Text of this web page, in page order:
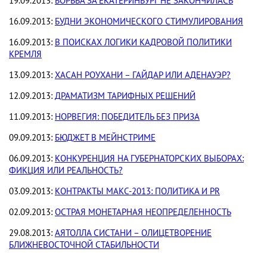
16.09.2013: БУДНИ ЭКОНОМИЧЕСКОГО СТИМУЛИРОВАНИЯ
16.09.2013: В ПОИСКАХ ЛОГИКИ КАДРОВОЙ ПОЛИТИКИ
КРЕМЛЯ
13.09.2013: ХАСАН РОУХАНИ – ГАЙДАР ИЛИ АДЕНАУЭР?
12.09.2013: ДРАМАТИЗМ ТАРИФНЫХ РЕШЕНИЙ
11.09.2013: НОРВЕГИЯ: ПОБЕДИТЕЛЬ БЕЗ ПРИЗА
09.09.2013: БЮДЖЕТ В МЕЙНСТРИМЕ
06.09.2013: КОНКУРЕНЦИЯ НА ГУБЕРНАТОРСКИХ ВЫБОРАХ:
ФИКЦИЯ ИЛИ РЕАЛЬНОСТЬ?
03.09.2013: КОНТРАКТЫ МАКС-2013: ПОЛИТИКА И PR
02.09.2013: ОСТРАЯ МОНЕТАРНАЯ НЕОПРЕДЕЛЕННОСТЬ
29.08.2013: АЯТОЛЛА СИСТАНИ – ОЛИЦЕТВОРЕНИЕ
БЛИЖНЕВОСТОЧНОЙ СТАБИЛЬНОСТИ